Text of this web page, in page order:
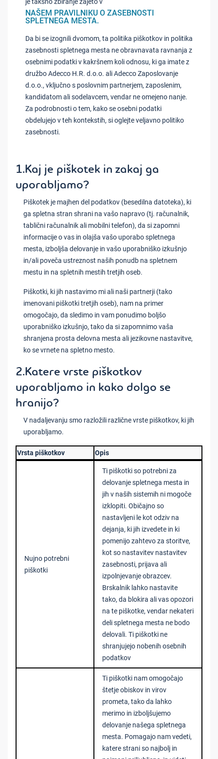
NAŠEM PRAVILNIKU O ZASEBNOSTI
SPLETNEGA MESTA.
Da bi se izognili dvomom, ta politika piškotkov in politika
zasebnosti spletnega mesta ne obravnavata ravnanja z
osebnimi podatki v kakršnem koli odnosu, ki ga imate z
družbo Adecco H.R. d.o.o. ali Adecco Zaposlovanje
d.o.o., vključno s poslovnim partnerjem, zaposlenim,
kandidatom ali sodelavcem, vendar ne omejeno nanje.
Za podrobnosti o tem, kako se osebni podatki
obdelujejo v teh kontekstih, si oglejte veljavno politiko
zasebnosti.
1.Kaj je piškotek in zakaj ga
uporabljamo?
Piškotek je majhen del podatkov (besedilna datoteka), ki
ga spletna stran shrani na vašo napravo (tj. računalnik,
tablični računalnik ali mobilni telefon), da si zapomni
informacije o vas in olajša vašo uporabo spletnega
mesta, izboljša delovanje in vašo uporabniško izkušnjo
in/ali poveča ustreznost naših ponudb na spletnem
mestu in na spletnih mestih tretjih oseb.
Piškotki, ki jih nastavimo mi ali naši partnerji (tako
imenovani piškotki tretjih oseb), nam na primer
omogočajo, da sledimo in vam ponudimo boljšo
uporabniško izkušnjo, tako da si zapomnimo vaša
shranjena prosta delovna mesta ali jezikovne nastavitve,
ko se vrnete na spletno mesto.
2.Katere vrste piškotkov
uporabljamo in kako dolgo se
hranijo?
V nadaljevanju smo razložili različne vrste piškotkov, ki jih
uporabljamo.
Vrsta piškotkov Opis
Nujno potrebni
piškotki
Ti piškotki so potrebni za
delovanje spletnega mesta in
jih v naših sistemih ni mogoče
izklopiti. Običajno so
nastavljeni le kot odziv na
dejanja, ki jih izvedete in ki
pomenijo zahtevo za storitve,
kot so nastavitev nastavitev
zasebnosti, prijava ali
izpolnjevanje obrazcev.
Brskalnik lahko nastavite
tako, da blokira ali vas opozori
na te piškotke, vendar nekateri
deli spletnega mesta ne bodo
delovali. Ti piškotki ne
shranjujejo nobenih osebnih
podatkov
Ti piškotki nam omogočajo
štetje obiskov in virov
prometa, tako da lahko
merimo in izboljšujemo
delovanje našega spletnega
mesta. Pomagajo nam vedeti,
katere strani so najbolj in